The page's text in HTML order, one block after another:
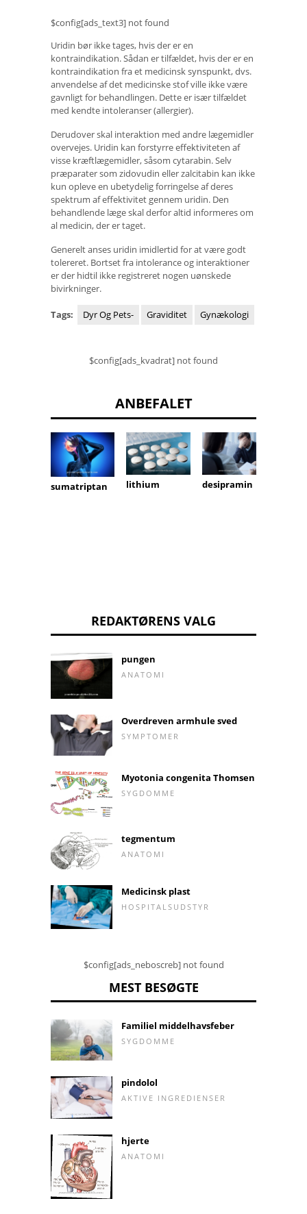
$config[ads_text3] not found
Uridin bør ikke tages, hvis der er en
kontraindikation. Sådan er tilfældet, hvis der er en
kontraindikation fra et medicinsk synspunkt, dvs.
anvendelse af det medicinske stof ville ikke være
gavnligt for behandlingen. Dette er især tilfældet
med kendte intoleranser (allergier).
Derudover skal interaktion med andre lægemidler
overvejes. Uridin kan forstyrre effektiviteten af ​​
visse kræftlægemidler, såsom cytarabin. Selv
præparater som zidovudin eller zalcitabin kan ikke
kun opleve en ubetydelig forringelse af deres
spektrum af effektivitet gennem uridin. Den
behandlende læge skal derfor altid informeres om
al medicin, der er taget.
Generelt anses uridin imidlertid for at være godt
tolereret. Bortset fra intolerance og interaktioner
er der hidtil ikke registreret nogen uønskede
bivirkninger.
Tags: Dyr Og Pets- Graviditet Gynækologi
$config[ads_kvadrat] not found
ANBEFALET
sumatriptan lithium
desipramin
REDAKTØRENS VALG
pungen
ANATOMI
Overdreven armhule sved
SYMPTOMER
Myotonia congenita Thomsen
SYGDOMME
tegmentum
ANATOMI
Medicinsk plast
HOSPITALSUDSTYR
$config[ads_neboscreb] not found
MEST BESØGTE
Familiel middelhavsfeber
SYGDOMME
pindolol
AKTIVE INGREDIENSER
hjerte
ANATOMI